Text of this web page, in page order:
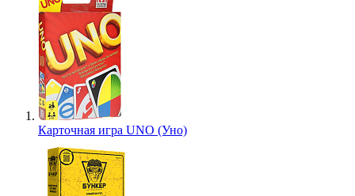
Карточная игра UNO (Уно)